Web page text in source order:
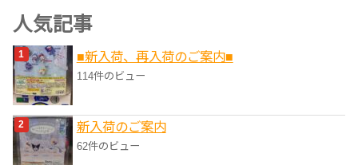
ゴ
リ
ー
人気記事
■新入荷、再入荷のご案内■
114件のビュー
新入荷のご案内
62件のビュー